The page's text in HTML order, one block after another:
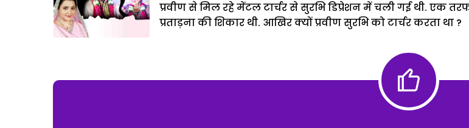
प्रवीण से मिल रहे मेंटल टार्चर से सुरभि डिप्रेशन में चली गई थी. एक
प्रताड़ना की शिकार थी. आखिर क्यों प्रवीण सुरभि को टार्चर करता था ?